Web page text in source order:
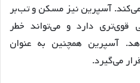
می‌کند. آسپرین نیز مسکن و تب‌بر
قوی‌تری دارد و می‌تواند خطر
آسپرین همچنین به عنوان
می‌گیرد.